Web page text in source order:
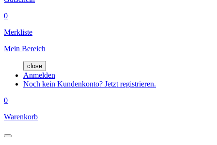
0
Merkliste
Mein Bereich
close
Anmelden
Noch kein Kundenkonto? Jetzt registrieren.
0
Warenkorb